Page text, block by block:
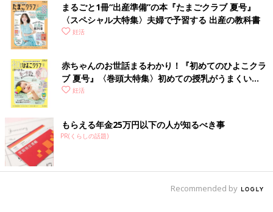
まるごと1冊“出産準備”の本『たまごクラブ 夏号』
〈スペシャル大特集〉夫婦で予習する 出産の教科書
妊活
赤ちゃんのお世話まるわかり！『初めてのひよこクラ
ブ 夏号』〈巻頭大特集〉初めての授乳がうまくい
く！ おっぱい・ミルクの基本と夏のトラブル 解決テ
妊活
もらえる年金25万円以下の人が知るべき事
PR(くらしの話題)
Recommended by